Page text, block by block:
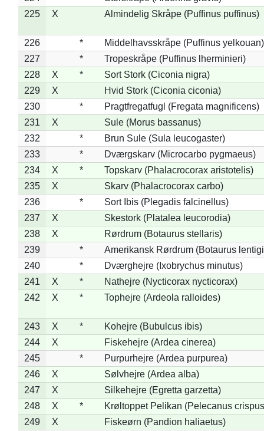
225
X Almindelig Skråpe (Puffinus puffinus)
226 *
Middelhavsskråpe (Puffinus yelkouan)
227
*
Tropeskråpe (Puffinus lherminieri)
228
X *
Sort Stork (Ciconia nigra)
229
X
Hvid Stork (Ciconia ciconia)
230
*
Pragtfregatfugl (Fregata magnificens)
231
X
Sule (Morus bassanus)
232
*
Brun Sule (Sula leucogaster)
233
*
Dværgskarv (Microcarbo pygmaeus)
234
X *
Topskarv (Phalacrocorax aristotelis)
235
X
Skarv (Phalacrocorax carbo)
236
*
Sort Ibis (Plegadis falcinellus)
237
X
Skestork (Platalea leucorodia)
238
X
Rørdrum (Botaurus stellaris)
239
*
Amerikansk Rørdrum (Botaurus
240
*
Dværghejre (Ixobrychus minutus)
241
X *
Nathejre (Nycticorax nycticorax)
242
X * Tophejre (Ardeola ralloides)
243 X *
Kohejre (Bubulcus ibis)
244
X
Fiskehejre (Ardea cinerea)
245
*
Purpurhejre (Ardea purpurea)
246
X
Sølvhejre (Ardea alba)
247
X
Silkehejre (Egretta garzetta)
248
X *
Krøltoppet Pelikan (Pelecanus
249
X
Fiskeørn (Pandion haliaetus)